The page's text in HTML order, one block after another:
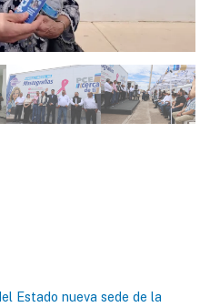
Estado nueva sede de la